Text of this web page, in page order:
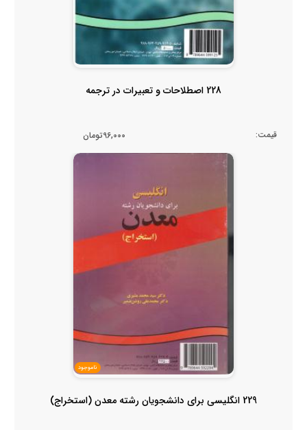
228 اصطلاحات و تعبیرات در ترجمه
قیمت: 96,000تومان
ناموجود
229 انگلیسی برای دانشجویان رشته معدن (استخراج)